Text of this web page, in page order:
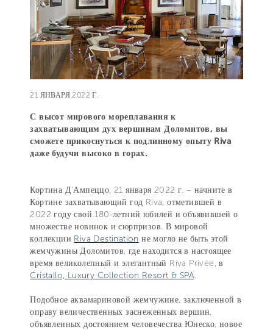
21 ЯНВАРЯ 2022 Г.
С высот мирового мореплавания к
захватывающим дух вершинам Доломитов, вы
сможете прикоснуться к подлинному опыту Riva
даже будучи высоко в горах.
Кортина Д’Ампеццо, 21 января 2022 г. – начните в
Кортине захватывающий год Riva, отметившей в
2022 году свой 180-летний юбилей и объявившей о
множестве новинок и сюрпризов. В мировой
коллекции Riva Destination не могло не быть этой
жемчужины Доломитов, где находится в настоящее
время великолепный и элегантный Riva Privée, в
Cristallo, Luxury Collection Resort & SPA.
Подобное аквамариновой жемчужине, заключенной в
оправу величественных заснеженных вершин,
объявленных достоянием человечества Юнеско, новое